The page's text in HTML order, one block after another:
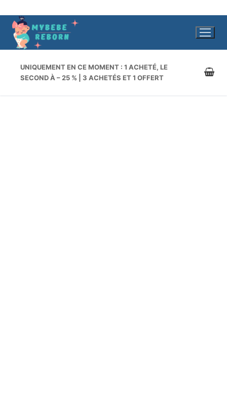
Aller
contenu
UNIQUEMENT EN CE MOMENT : 1 ACHETÉ, LE
SECOND À – 25 % | 3 ACHETÉS ET 1 OFFERT